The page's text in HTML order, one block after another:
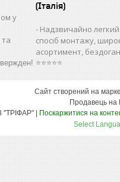
у
(Італія)
Надзвичайно
спосіб монтажу,
асортимент,
⭐⭐⭐⭐⭐
Сайт створений на
Продавець на
Поскаржитися на
Select